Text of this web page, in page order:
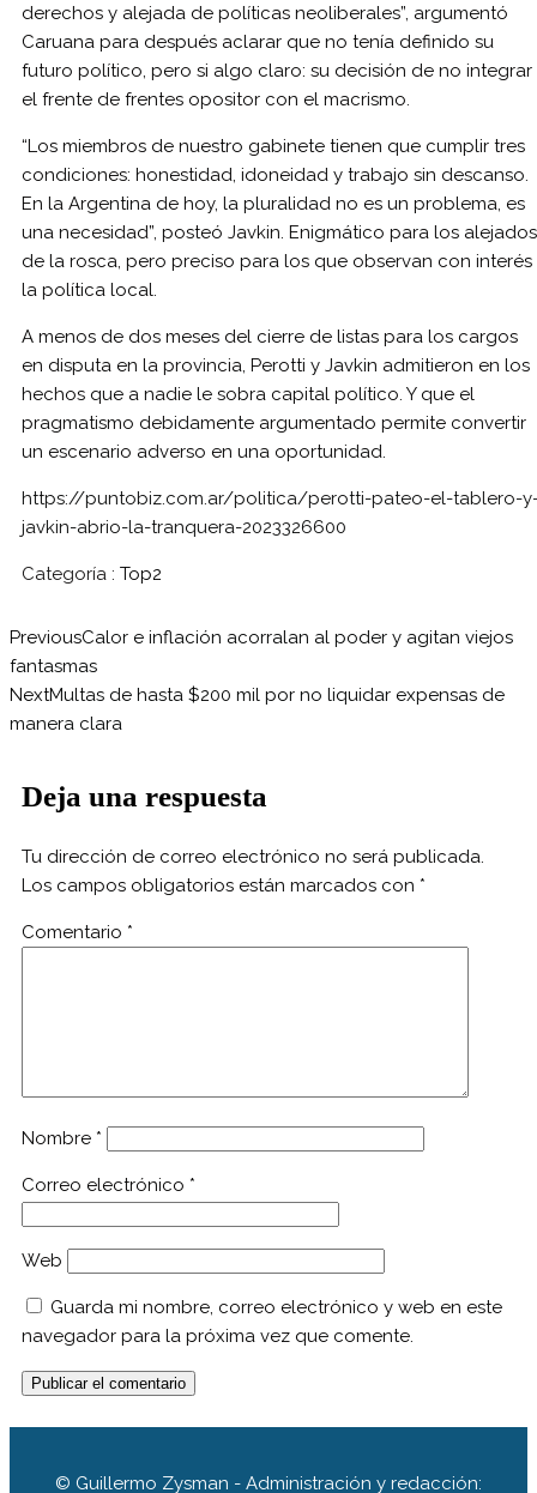
derechos y alejada de políticas neoliberales”, argumentó
Caruana para después aclarar que no tenía definido su
futuro político, pero si algo claro: su decisión de no integrar
el frente de frentes opositor con el macrismo.
“Los miembros de nuestro gabinete tienen que cumplir tres
condiciones: honestidad, idoneidad y trabajo sin descanso.
En la Argentina de hoy, la pluralidad no es un problema, es
una necesidad”, posteó Javkin. Enigmático para los alejados
de la rosca, pero preciso para los que observan con interés
la política local.
A menos de dos meses del cierre de listas para los cargos
en disputa en la provincia, Perotti y Javkin admitieron en los
hechos que a nadie le sobra capital político. Y que el
pragmatismo debidamente argumentado permite convertir
un escenario adverso en una oportunidad.
https://puntobiz.com.ar/politica/perotti-pateo-el-tablero-
javkin-abrio-la-tranquera-2023326600
Categoría : Top2
PreviousCalor e inflación acorralan al poder y agitan viejos
fantasmas
NextMultas de hasta $200 mil por no liquidar expensas de
manera clara
Deja una respuesta
Tu dirección de correo electrónico no será publicada.
Los campos obligatorios están marcados con *
Comentario *
Nombre *
Correo electrónico *
Web
Guarda mi nombre, correo electrónico y web en este
navegador para la próxima vez que comente.
© Guillermo Zysman - Administración y redacción: